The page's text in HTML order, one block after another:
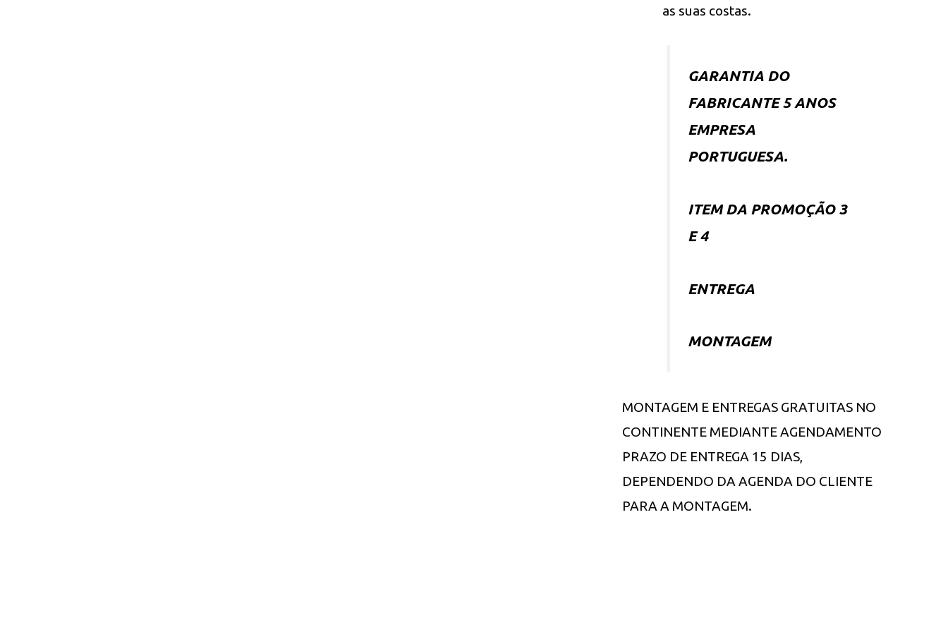
as suas costas.
GARANTIA DO
FABRICANTE 5 ANOS
EMPRESA
PORTUGUESA.
ITEM DA PROMOÇÃO 3
E 4
ENTREGA
MONTAGEM
MONTAGEM E ENTREGAS GRATUITAS NO
CONTINENTE MEDIANTE AGENDAMENTO
PRAZO DE ENTREGA 15 DIAS,
DEPENDENDO DA AGENDA DO CLIENTE
PARA A MONTAGEM.